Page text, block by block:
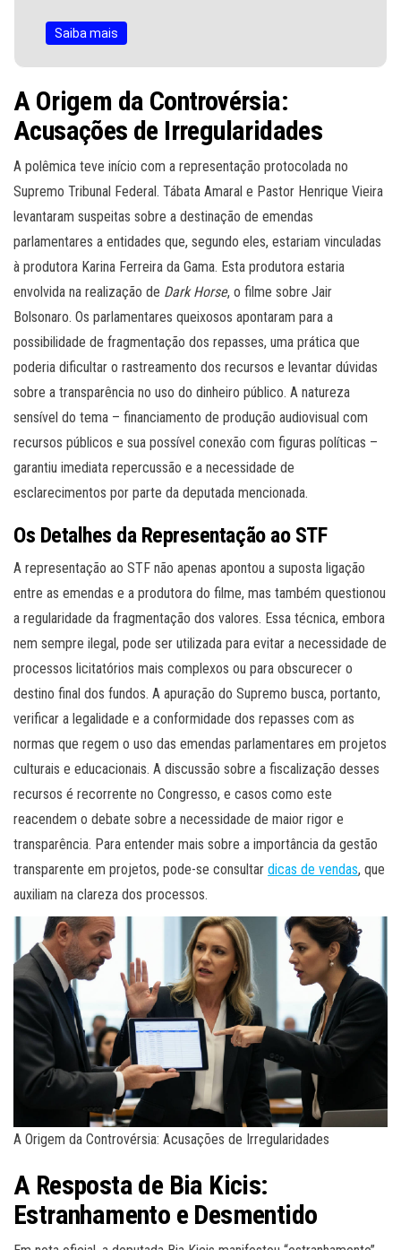
Saiba mais
A Origem da Controvérsia:
Acusações de Irregularidades
A polêmica teve início com a representação protocolada no
Supremo Tribunal Federal. Tábata Amaral e Pastor Henrique Vieira
levantaram suspeitas sobre a destinação de emendas
parlamentares a entidades que, segundo eles, estariam vinculadas
à produtora Karina Ferreira da Gama. Esta produtora estaria
envolvida na realização de Dark Horse, o filme sobre Jair
Bolsonaro. Os parlamentares queixosos apontaram para a
possibilidade de fragmentação dos repasses, uma prática que
poderia dificultar o rastreamento dos recursos e levantar dúvidas
sobre a transparência no uso do dinheiro público. A natureza
sensível do tema – financiamento de produção audiovisual com
recursos públicos e sua possível conexão com figuras políticas –
garantiu imediata repercussão e a necessidade de
esclarecimentos por parte da deputada mencionada.
Os Detalhes da Representação ao STF
A representação ao STF não apenas apontou a suposta ligação
entre as emendas e a produtora do filme, mas também questionou
a regularidade da fragmentação dos valores. Essa técnica, embora
nem sempre ilegal, pode ser utilizada para evitar a necessidade de
processos licitatórios mais complexos ou para obscurecer o
destino final dos fundos. A apuração do Supremo busca, portanto,
verificar a legalidade e a conformidade dos repasses com as
normas que regem o uso das emendas parlamentares em projetos
culturais e educacionais. A discussão sobre a fiscalização desses
recursos é recorrente no Congresso, e casos como este
reacendem o debate sobre a necessidade de maior rigor e
transparência. Para entender mais sobre a importância da gestão
transparente em projetos, pode-se consultar dicas de vendas, que
auxiliam na clareza dos processos.
A Origem da Controvérsia: Acusações de Irregularidades
A Resposta de Bia Kicis:
Estranhamento e Desmentido